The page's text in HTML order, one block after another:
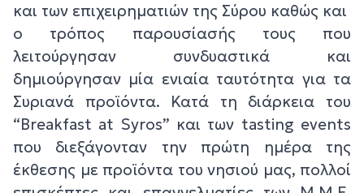
και των επιχειρηματιών της Σύρου καθώς και
ο τρόπος παρουσίασής τους που
λειτούργησαν συνδυαστικά και
δημιούργησαν μία ενιαία ταυτότητα για τα
Συριανά προϊόντα. Κατά τη διάρκεια του
“Breakfast at Syros” και των tasting events
που διεξάγονταν την πρώτη ημέρα της
έκθεσης με προϊόντα του νησιού μας, πολλοί